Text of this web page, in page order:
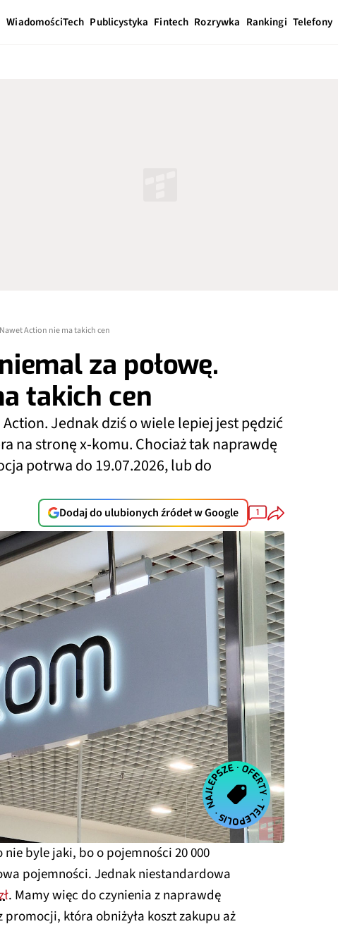
WiadomościTech Publicystyka Fintech Rozrywka Rankingi Telefony
Action nie ma takich cen
za połowę.
takich cen
Jednak dziś o wiele lepiej jest pędzić
na stronę x-komu. Chociaż tak naprawdę
potrwa do 19.07.2026, lub do
Dodaj do ulubionych źródeł w Google 1
byle jaki, bo o pojemności 20 000
pojemności. Jednak niestandardowa
. Mamy więc do czynienia z naprawdę
która obniżyła koszt zakupu aż